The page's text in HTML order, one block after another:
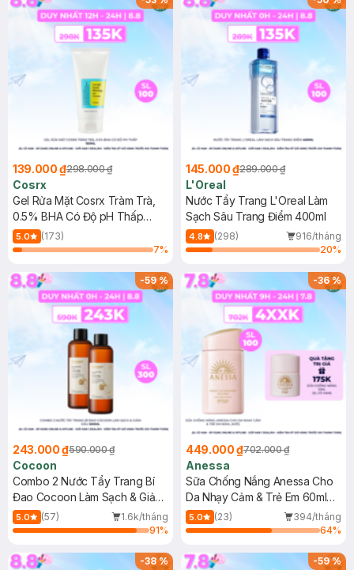
139.000 ₫298.000 ₫
Cosrx
Gel Rửa Mặt Cosrx Tràm Trà,
0.5% BHA Có Độ pH Thấp
150ml
5.0
(173)
7%
145.000 ₫289.000 ₫
L'Oreal
Nước Tẩy Trang L'Oreal Làm
Sạch Sâu Trang Điểm 400ml
4.8 (298)
916/tháng
20%
-59%
243.000 ₫590.000 ₫
Cocoon
Combo 2 Nước Tẩy Trang Bí
Đao Cocoon Làm Sạch & Giảm
Dầu 500ml
5.0 (57)
1.6k/tháng
91%
-36%
449.000 ₫702.000 ₫
Anessa
Sữa Chống Nắng Anessa Cho
Da Nhạy Cảm & Trẻ Em 60ml
(Mới)
5.0 (23)
394/tháng
64%
-38% -59%